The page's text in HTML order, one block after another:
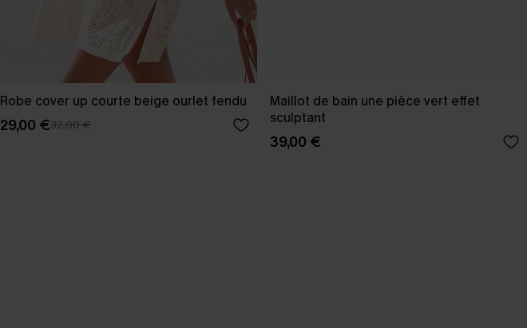
Robe cover up courte beige ourlet fendu
29,00 €32,00 €
Maillot de bain une pièce vert effet
sculptant
39,00 €